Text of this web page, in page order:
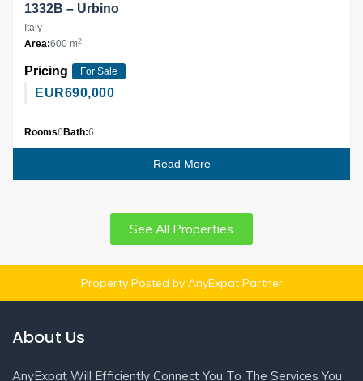
1332B – Urbino
Italy
Area:600 m2
Pricing For Sale
EUR690,000
Rooms6 Bath:6
Read More
See All Properties
Property Posted by AnyExpat Partner
About Us
AnyExpat Will Efficiently Connect You To The Services You